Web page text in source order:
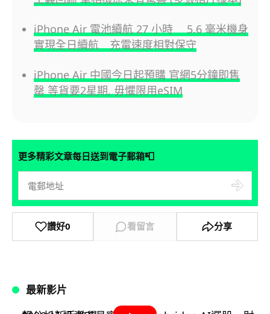
iPhone Air 電池續航 27 小時 5.6 毫米機身
實現全日續航 充電速度相對保守
iPhone Air 中國今日起預購 官網5分鐘即售
罄 等貨要2星期, 毋懼限用eSIM
更多精彩文章每日送到電子郵箱📮
讚好0 看留言 分享
最新影片